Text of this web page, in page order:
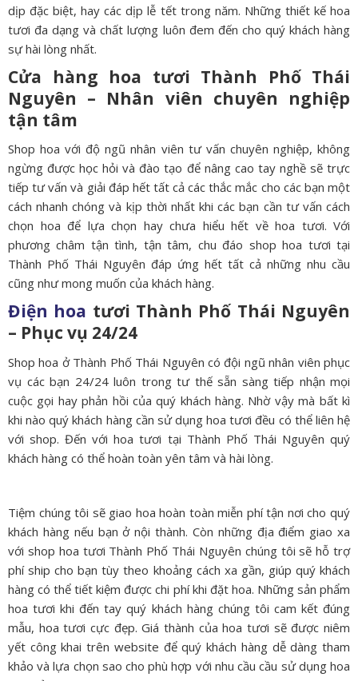
dịp đặc biệt, hay các dịp lễ tết trong năm. Những thiết kế hoa
tươi đa dạng và chất lượng luôn đem đến cho quý khách hàng
sự hài lòng nhất.
Cửa hàng hoa tươi Thành Phố Thái
Nguyên – Nhân viên chuyên nghiệp
tận tâm
Shop hoa với độ ngũ nhân viên tư vấn chuyên nghiệp, không
ngừng được học hỏi và đào tạo để nâng cao tay nghề sẽ trực
tiếp tư vấn và giải đáp hết tất cả các thắc mắc cho các bạn một
cách nhanh chóng và kịp thời nhất khi các bạn cần tư vấn cách
chọn hoa để lựa chọn hay chưa hiểu hết về hoa tươi. Với
phương châm tận tình, tận tâm, chu đáo shop hoa tươi tại
Thành Phố Thái Nguyên đáp ứng hết tất cả những nhu cầu
cũng như mong muốn của khách hàng.
Điện hoa tươi Thành Phố Thái Nguyên
– Phục vụ 24/24
Shop hoa ở Thành Phố Thái Nguyên có đội ngũ nhân viên phục
vụ các bạn 24/24 luôn trong tư thế sẵn sàng tiếp nhận mọi
cuộc gọi hay phản hồi của quý khách hàng. Nhờ vậy mà bất kì
khi nào quý khách hàng cần sử dụng hoa tươi đều có thể liên hệ
với shop. Đến với hoa tươi tại Thành Phố Thái Nguyên quý
khách hàng có thể hoàn toàn yên tâm và hài lòng.
Tiệm chúng tôi sẽ giao hoa hoàn toàn miễn phí tận nơi cho quý
khách hàng nếu bạn ở nội thành. Còn những địa điểm giao xa
với shop hoa tươi Thành Phố Thái Nguyên chúng tôi sẽ hỗ trợ
phí ship cho bạn tùy theo khoảng cách xa gần, giúp quý khách
hàng có thể tiết kiệm được chi phí khi đặt hoa. Những sản phẩm
hoa tươi khi đến tay quý khách hàng chúng tôi cam kết đúng
mẫu, hoa tươi cực đẹp. Giá thành của hoa tươi sẽ được niêm
yết công khai trên website để quý khách hàng dễ dàng tham
khảo và lựa chọn sao cho phù hợp với nhu cầu cầu sử dụng hoa